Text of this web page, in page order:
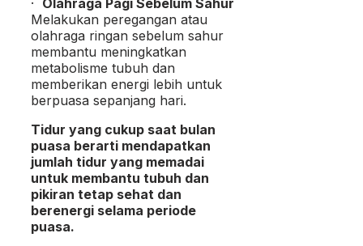
Melakukan peregangan atau
olahraga ringan sebelum sahur
membantu meningkatkan
metabolisme tubuh dan
memberikan energi lebih untuk
berpuasa sepanjang hari.
Tidur yang cukup saat bulan
puasa berarti mendapatkan
jumlah tidur yang memadai
untuk membantu tubuh dan
pikiran tetap sehat dan
berenergi selama periode
puasa.